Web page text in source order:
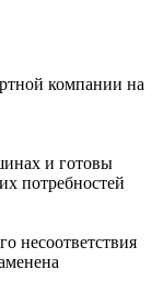
компании на
и готовы
потребностей
несоответствия